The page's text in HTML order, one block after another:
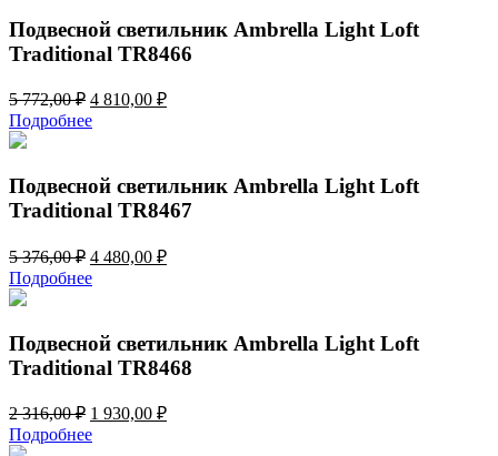
656,00 ₽.
Подвесной светильник Ambrella Light Loft
Traditional TR8466
5 772,00₽ Первоначальная
цена
составляла
772,00 ₽.
4 810,00 ₽Текущая
Подробнее
Подвесной светильник Ambrella Light Loft
Traditional TR8467
5 376,00₽ Первоначальная
цена
составляла
376,00 ₽.
4 480,00 ₽Текущая
Подробнее
Подвесной светильник Ambrella Light Loft
Traditional TR8468
2 316,00₽ Первоначальная
цена
составляла
1 930,00 ₽Текущая
Подробнее